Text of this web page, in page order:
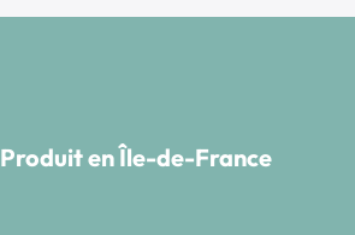
Produit en Île-de-France